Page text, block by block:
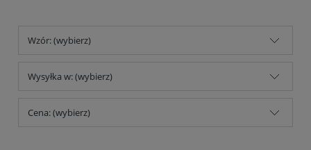
Wzór: (wybierz)
Wysyłka w: (wybierz)
Cena: (wybierz)